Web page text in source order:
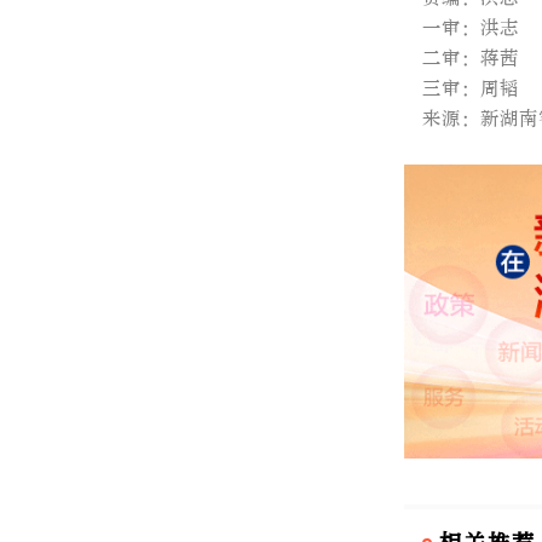
一审：洪志
二审：蒋茜
三审：周韬
来源：新湖